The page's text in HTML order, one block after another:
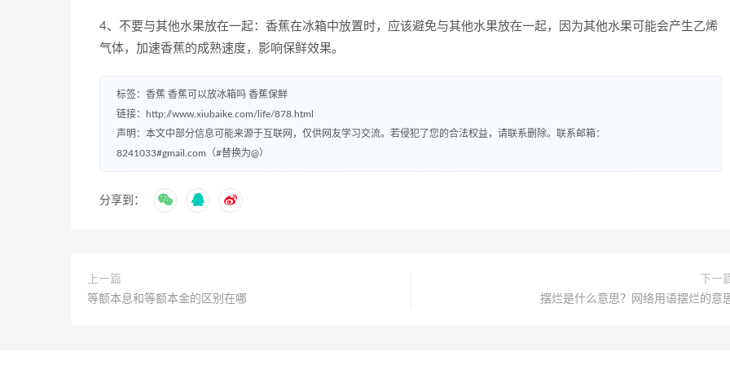
4、不要与其他水果放在一起：香蕉在冰箱中放置时，应该避免与其他水果放在一起，因为其他水果可能会产生乙烯
气体，加速香蕉的成熟速度，影响保鲜效果。
标签： 香蕉 香蕉可以放冰箱吗 香蕉保鲜
链接：
http://www.xiubaike.com/life/878.html
声明：本文中部分信息可能来源于互联网，仅供网友学习交流。若侵犯了您的合法权益，请联系删除。联系邮箱：
8241033#gmail.com（#替换为@）
分享到：
上一篇
等额本息和等额本金的区别在哪
下一
摆烂是什么意思？网络用语摆烂的意